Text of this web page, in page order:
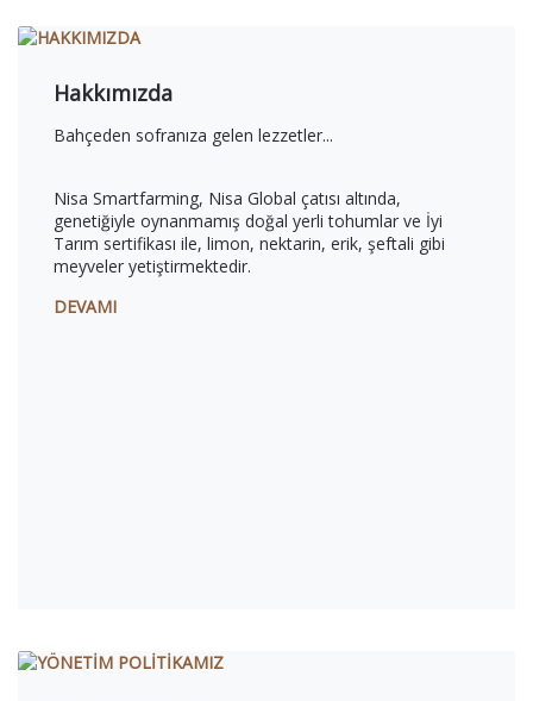
Hakkımızda
Bahçeden sofranıza gelen lezzetler...
Nisa Smartfarming, Nisa Global çatısı altında,
genetiğiyle oynanmamış doğal yerli tohumlar ve İyi
Tarım sertifikası ile, limon, nektarin, erik, şeftali gibi
meyveler yetiştirmektedir.
DEVAMI